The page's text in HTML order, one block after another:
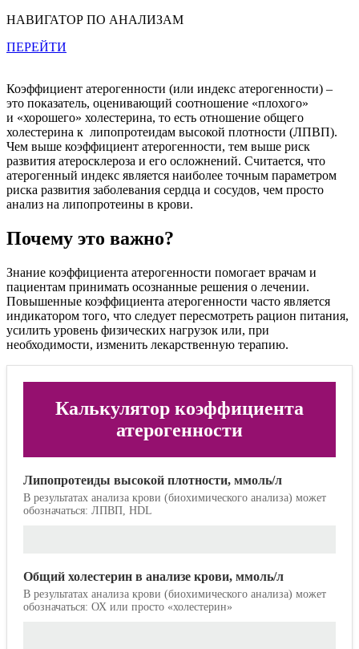
НАВИГАТОР ПО АНАЛИЗАМ
ПЕРЕЙТИ
Коэффициент атерогенности (или индекс атерогенности) –
это показатель, оценивающий соотношение «плохого»
и «хорошего» холестерина, то есть отношение общего
холестерина к липопротеидам высокой плотности (ЛПВП).
Чем выше коэффициент атерогенности, тем выше риск
развития атеросклероза и его осложнений. Считается, что
атерогенный индекс является наиболее точным параметром
риска развития заболевания сердца и сосудов, чем просто
анализ на липопротеины в крови.
Почему это важно?
Знание коэффициента атерогенности помогает врачам и
пациентам принимать осознанные решения о лечении.
Повышенные коэффициента атерогенности часто является
индикатором того, что следует пересмотреть рацион питания,
усилить уровень физических нагрузок или, при
необходимости, изменить лекарственную терапию.
Калькулятор коэффициента
атерогенности
Липопротеиды высокой плотности, ммоль/л
В результатах анализа крови (биохимического анализа) может
обозначаться: ЛПВП, HDL
Общий холестерин в анализе крови, ммоль/л
В результатах анализа крови (биохимического анализа) может
обозначаться: ОХ или просто «холестерин»